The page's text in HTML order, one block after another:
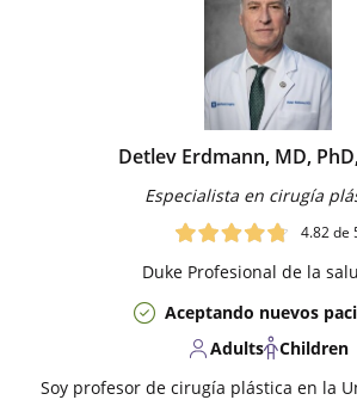
Detlev Erdmann, MD,
Especialista en cirugía
4.82de
Duke Profesional de la
Aceptando nuevos
Adults
Children
Soy profesor de cirugía plástica en la